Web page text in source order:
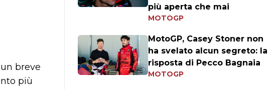
breve
più
più aperta che mai
MOTOGP
MotoGP, Casey Stoner non
ha svelato alcun segreto: la
risposta di Pecco Bagnaia
MOTOGP